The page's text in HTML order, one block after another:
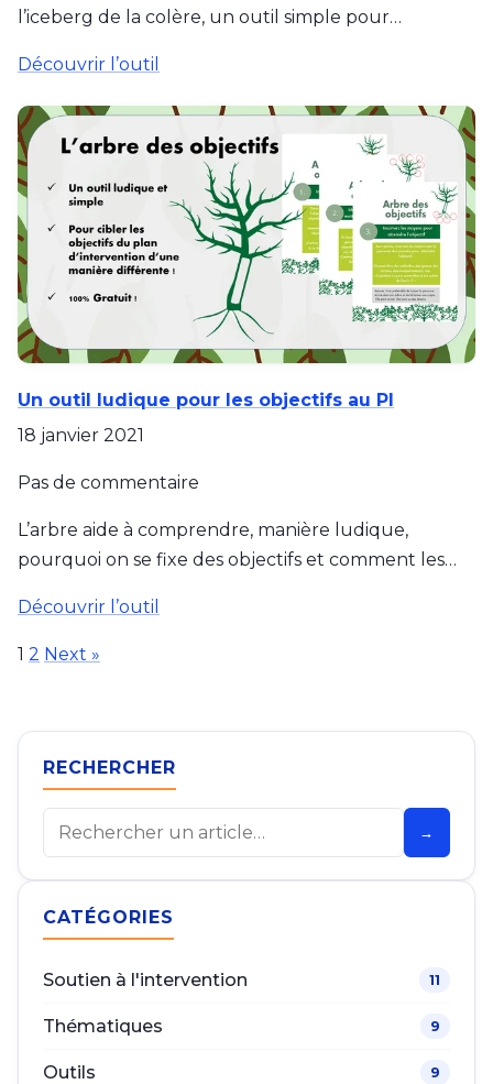
l’iceberg de la colère, un outil simple pour…
Découvrir l’outil
Un outil ludique pour les objectifs au PI
18 janvier 2021
Pas de commentaire
L’arbre aide à comprendre, manière ludique,
pourquoi on se fixe des objectifs et comment les…
Découvrir l’outil
1 2 Next »
RECHERCHER
Rechercher
→
CATÉGORIES
Soutien à l'intervention 11
Thématiques 9
Outils 9